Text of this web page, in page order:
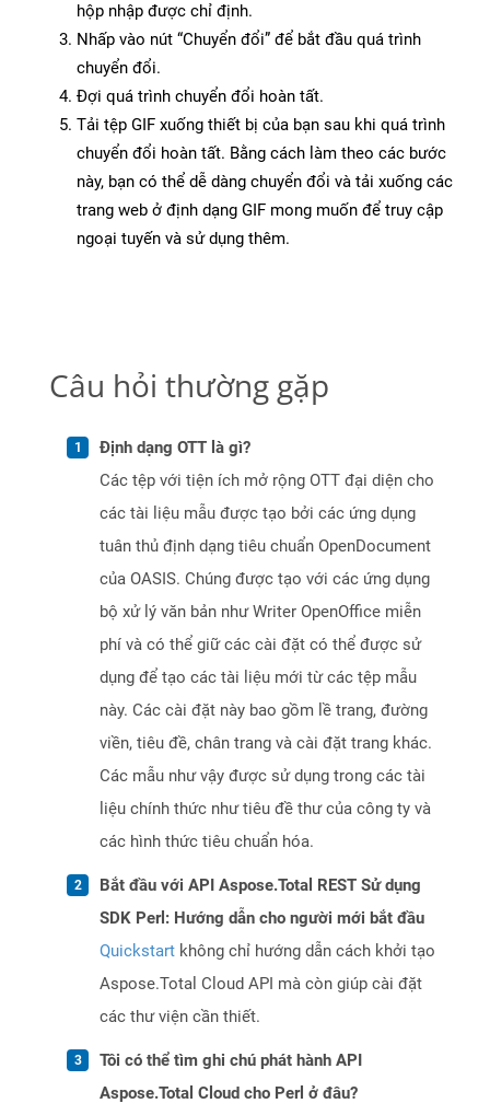
hộp nhập được chỉ định.
Nhấp vào nút “Chuyển đổi” để bắt đầu quá trình
chuyển đổi.
Đợi quá trình chuyển đổi hoàn tất.
Tải tệp GIF xuống thiết bị của bạn sau khi quá trình
chuyển đổi hoàn tất. Bằng cách làm theo các bước
này, bạn có thể dễ dàng chuyển đổi và tải xuống các
trang web ở định dạng GIF mong muốn để truy cập
ngoại tuyến và sử dụng thêm.
Câu hỏi thường gặp
Định dạng OTT là gì?
Các tệp với tiện ích mở rộng OTT đại diện cho
các tài liệu mẫu được tạo bởi các ứng dụng
tuân thủ định dạng tiêu chuẩn OpenDocument
của OASIS. Chúng được tạo với các ứng dụng
bộ xử lý văn bản như Writer OpenOffice miễn
phí và có thể giữ các cài đặt có thể được sử
dụng để tạo các tài liệu mới từ các tệp mẫu
này. Các cài đặt này bao gồm lề trang, đường
viền, tiêu đề, chân trang và cài đặt trang khác.
Các mẫu như vậy được sử dụng trong các tài
liệu chính thức như tiêu đề thư của công ty và
các hình thức tiêu chuẩn hóa.
Bắt đầu với API Aspose.Total REST Sử dụng
SDK Perl: Hướng dẫn cho người mới bắt đầu
Quickstart không chỉ hướng dẫn cách khởi tạo
Aspose.Total Cloud API mà còn giúp cài đặt
các thư viện cần thiết.
Tôi có thể tìm ghi chú phát hành API
Aspose.Total Cloud cho Perl ở đâu?